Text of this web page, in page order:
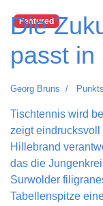
Featured
Die
passt in
Georg Bruns
Tischtennis wird
zeigt
Hillebrand
das die
Surwolder
Tabellenspitze